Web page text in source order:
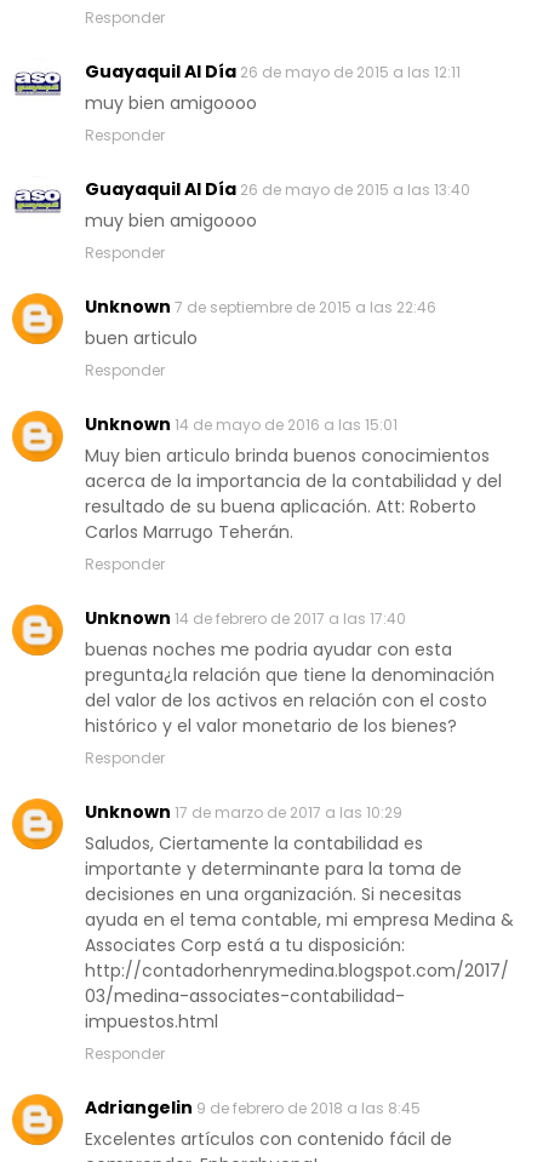
Responder
Guayaquil Al Día 26 de mayo de 2015 a las 12:11
muy bien amigoooo
Responder
Guayaquil Al Día 26 de mayo de 2015 a las 13:40
muy bien amigoooo
Responder
Unknown 7 de septiembre de 2015 a las 22:46
buen articulo
Responder
Unknown 14 de mayo de 2016 a las 15:01
Muy bien articulo brinda buenos conocimientos
acerca de la importancia de la contabilidad y del
resultado de su buena aplicación. Att: Roberto
Carlos Marrugo Teherán.
Responder
Unknown 14 de febrero de 2017 a las 17:40
buenas noches me podria ayudar con esta
pregunta¿la relación que tiene la denominación
del valor de los activos en relación con el costo
histórico y el valor monetario de los bienes?
Responder
Unknown 17 de marzo de 2017 a las 10:29
Saludos, Ciertamente la contabilidad es
importante y determinante para la toma de
decisiones en una organización. Si necesitas
ayuda en el tema contable, mi empresa Medina &
Associates Corp está a tu disposición:
http://contadorhenrymedina.blogspot.com/2017/
03/medina-associates-contabilidad-
impuestos.html
Responder
Adriangelin 9 de febrero de 2018 a las 8:45
Excelentes artículos con contenido fácil de